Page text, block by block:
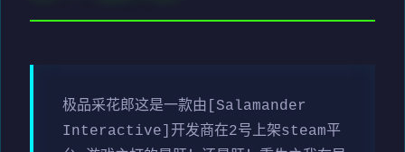
极品采花郎这是一款由[Salamander
Interactive]开发商在2号上架steam平